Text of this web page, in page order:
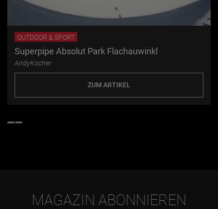
OUTDOOR & SPORT
Superpipe Absolut Park Flachauwinkl
AndyKocher
ZUM ARTIKEL
MAGAZIN ABONNIEREN